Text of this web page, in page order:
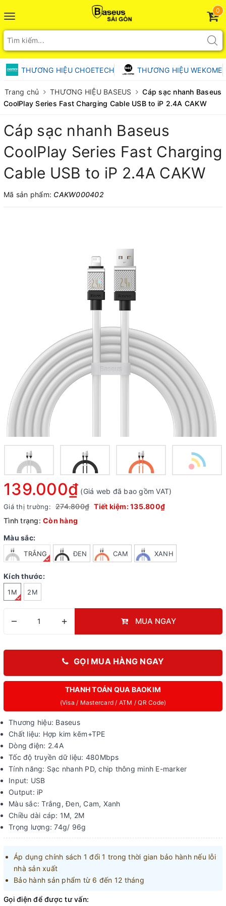
Toggle
navigation
0
THƯƠNG HIỆU CHOETECH THƯƠNG HIỆU WEKOME
Trang chủ THƯƠNG HIỆU BASEUS
Cáp sạc nhanh Baseus
CoolPlay Series Fast Charging Cable USB to iP 2.4A CAKW
Cáp sạc nhanh Baseus
CoolPlay Series Fast Charging
Cable USB to iP 2.4A CAKW
Mã sản phẩm: CAKW000402
139.000₫ (Giá web đã bao gồm VAT)
Giá thị trường: 274.800₫ Tiết kiệm:135.800₫
Tình trạng: Còn hàng
Màu sắc:
TRẮNG ĐEN CAM XANH
Kích thước:
1M 2M
– + MUA NGAY
GỌI MUA HÀNG NGAY
THANH TOÁN QUA BAOKIM
(Visa / Mastercard / ATM / QR Code)
Thương hiệu: Baseus
Chất liệu: Hợp kim kẽm+TPE
Dòng điện: 2.4A
Tốc độ truyền dữ liệu: 480Mbps
Tính năng: Sạc nhanh PD, chip thông minh E-marker
Input: USB
Output: iP
Màu sắc: Trắng, Đen, Cam, Xanh
Chiều dài cáp: 1M, 2M
Trọng lượng: 74g/ 96g
Áp dụng chính sách 1 đổi 1 trong thời gian bảo hành nếu lỗi
nhà sản xuất
Bảo hành sản phẩm từ 6 đến 12 tháng
Gọi điện để được tư vấn: